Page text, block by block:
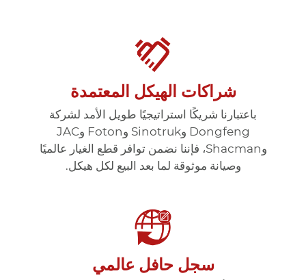
شراكات الهيكل المعتمدة
باعتبارنا شريكًا استراتيجيًا طويل الأمد لشركة
Dongfeng وSinotruk وFoton وJAC
وShacman، فإننا نضمن توافر قطع الغيار عالميًا
وصيانة موثوقة لما بعد البيع لكل هيكل.
سجل حافل عالمي